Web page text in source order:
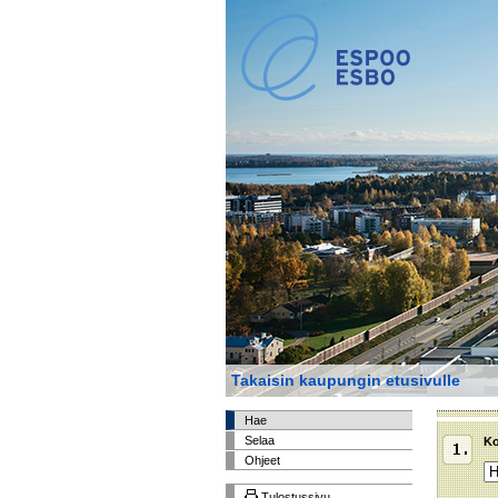
Takaisin kaupungin etusivulle
Hae
Selaa
Ohjeet